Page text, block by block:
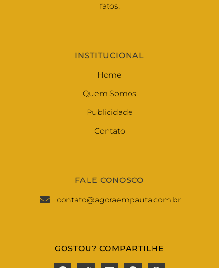
fatos.
INSTITUCIONAL
Home
Quem Somos
Publicidade
Contato
FALE CONOSCO
contato@agoraempauta.com.br
GOSTOU? COMPARTILHE